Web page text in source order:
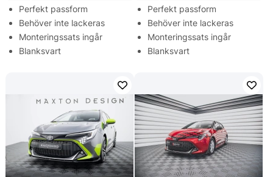
Perfekt passform
Behöver inte lackeras
Monteringssats ingår
Blanksvart
Perfekt passform
Behöver inte lackeras
Monteringssats ingår
Blanksvart